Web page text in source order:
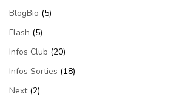
BlogBio (5)
Flash (5)
Infos Club (20)
Infos Sorties (18)
Next(2)